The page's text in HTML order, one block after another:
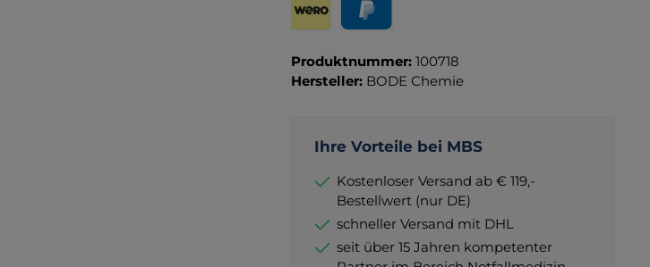
Produktnummer: 100718
Hersteller: BODE Chemie
Ihre Vorteile bei MBS
Kostenloser Versand ab € 119,-
Bestellwert (nur DE)
schneller Versand mit DHL
seit über 15 Jahren kompetenter